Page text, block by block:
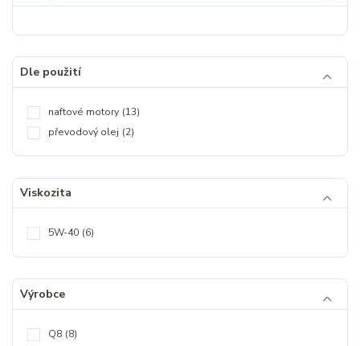
Dle použití
naftové motory (13)
převodový olej (2)
Viskozita
5W-40 (6)
Výrobce
Q8 (8)